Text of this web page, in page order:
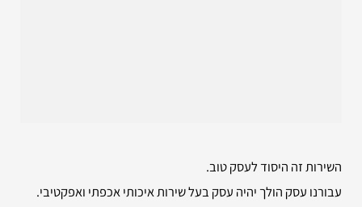
השירות זה היסוד לעסק טוב.
עבורנו עסק הולך יהיה עסק בעל שירות איכותי אכפתי ואפקטיבי.